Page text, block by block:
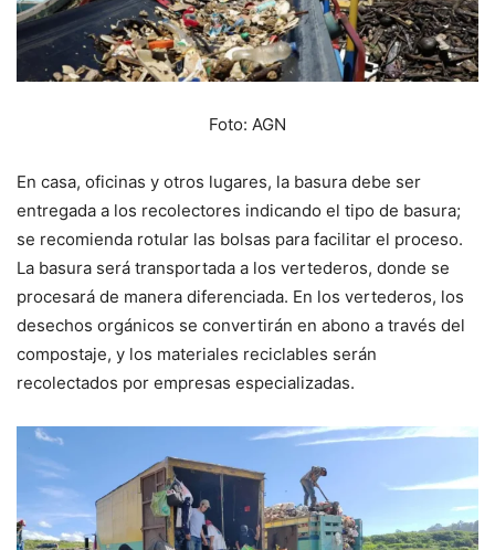
Foto: AGN
En casa, oficinas y otros lugares, la basura debe ser
entregada a los recolectores indicando el tipo de basura;
se recomienda rotular las bolsas para facilitar el proceso.
La basura será transportada a los vertederos, donde se
procesará de manera diferenciada. En los vertederos, los
desechos orgánicos se convertirán en abono a través del
compostaje, y los materiales reciclables serán
recolectados por empresas especializadas.